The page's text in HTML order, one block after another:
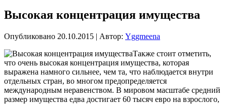
Высокая концентрация имущества
Опубликовано 20.10.2015 | Автор: Yggmeena
Также стоит отметить,
что очень высокая концентрация имущества, которая
выражена намного сильнее, чем та, что наблюдается внутри
отдельных стран, во многом предопределяется
международным неравенством. В мировом масштабе средний
размер имущества едва достигает 60 тысяч евро на взрослого,